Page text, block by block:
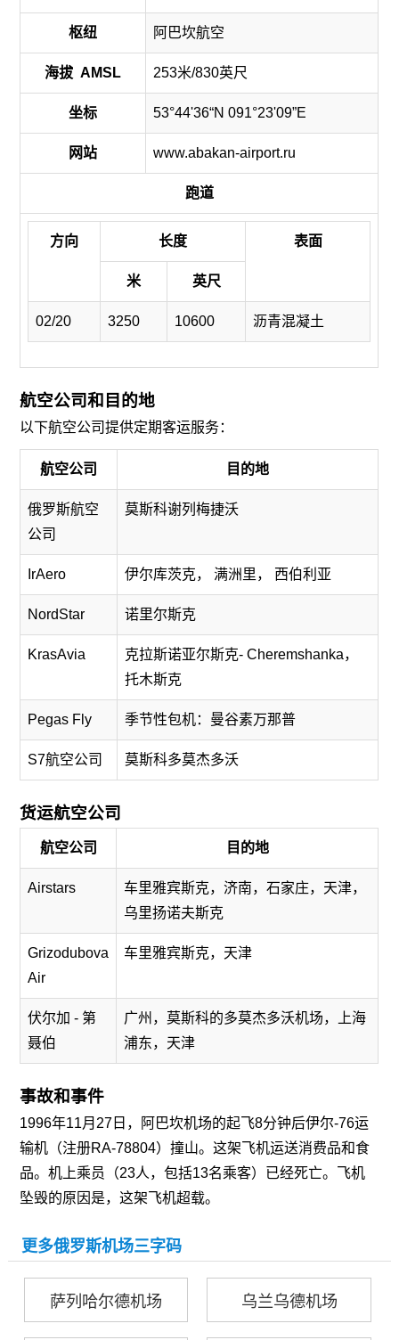
枢纽 阿巴坎航空
海拔 AMSL 253米/830英尺
坐标 53°44'36“N 091°23'09”E
网站 www.abakan-airport.ru
跑道
方向 长度 表面
米 英尺
02/20 3250 10600 沥青混凝土
航空公司和目的地
以下航空公司提供定期客运服务：
航空公司 目的地
俄罗斯航空
公司
莫斯科谢列梅捷沃
IrAero 伊尔库茨克， 满洲里， 西伯利亚
NordStar 诺里尔斯克
KrasAvia
克拉斯诺亚尔斯克- Cheremshanka，
托木斯克
Pegas Fly 季节性包机：曼谷素万那普
S7航空公司 莫斯科多莫杰多沃
货运航空公司
航空公司 目的地
Airstars
车里雅宾斯克，济南，石家庄，天津，
乌里扬诺夫斯克
Grizodubova
Air
车里雅宾斯克，天津
伏尔加 - 第
聂伯
广州，莫斯科的多莫杰多沃机场，上海
浦东，天津
事故和事件
1996年11月27日，阿巴坎机场的起飞8分钟后伊尔-76运
输机（注册RA-78804）撞山。这架飞机运送消费品和食
品。机上乘员（23人，包括13名乘客）已经死亡。飞机
坠毁的原因是，这架飞机超载。
更多俄罗斯机场三字码
萨列哈尔德机场 乌兰乌德机场